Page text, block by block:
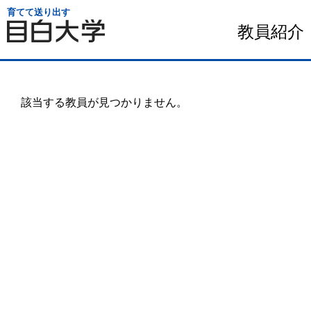
育てて送り出す
教員紹介
該当する教員が見つかりません。